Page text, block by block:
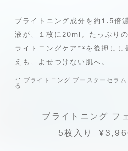
ブライトニング成分を約1.5倍
液が、１枚に20ml。 たっぷり
ライトニングケア *²を後押しし
えも、よせつけない肌へ。
*¹ ブライトニング ブースターセラ
る
ブライトニング フ
5枚入り